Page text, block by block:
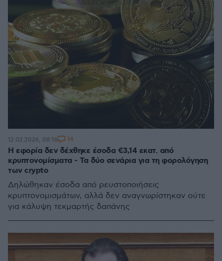
Η εφορία δεν δέχθηκε έσοδα €3,14 εκατ. από
κρυπτονομίσματα - Τα δύο σενάρια για τη φορολόγηση
των crypto
Δηλώθηκαν έσοδα από ρευστοποιήσεις
κρυπτονομισμάτων, αλλά δεν αναγνωρίστηκαν ούτε
για κάλυψη τεκμαρτής δαπάνης
12.02.2026, 08:16 14